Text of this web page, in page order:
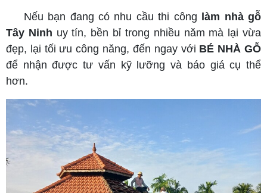
Nếu bạn đang có nhu cầu thi công
làm nhà gỗ
Tây Ninh uy tín, bền bỉ trong nhiều năm mà lại vừa
đẹp, lại tối ưu công năng, đến ngay với BÉ NHÀ GỖ
để nhận được tư vấn kỹ lưỡng và báo giá cụ thể
hơn.